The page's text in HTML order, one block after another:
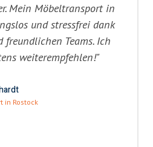
Mein Möbeltransport in
und stressfrei dank
Teams. Ich
weiterempfehlen!"
in Rostock